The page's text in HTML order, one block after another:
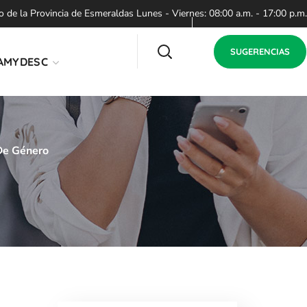
la Provincia de Esmeraldas Lunes - Viernes: 08:00 a.m. - 17:00 p.m.
SUGERENCIAS
Género